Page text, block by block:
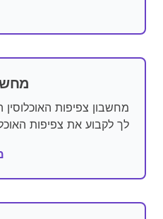
מחשבון צפיפות
לך לקבוע את צפיפות